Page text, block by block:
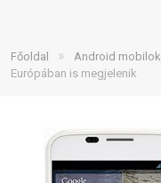
Főoldal » Android mobilok
Európában is megjelenik